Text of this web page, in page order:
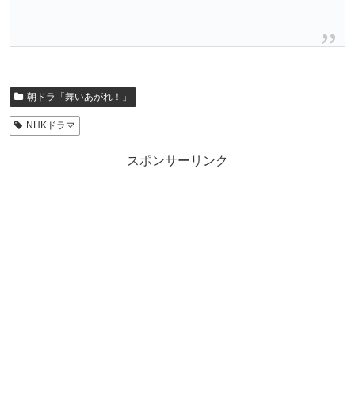
朝ドラ「舞いあがれ！」
NHKドラマ
スポンサーリンク